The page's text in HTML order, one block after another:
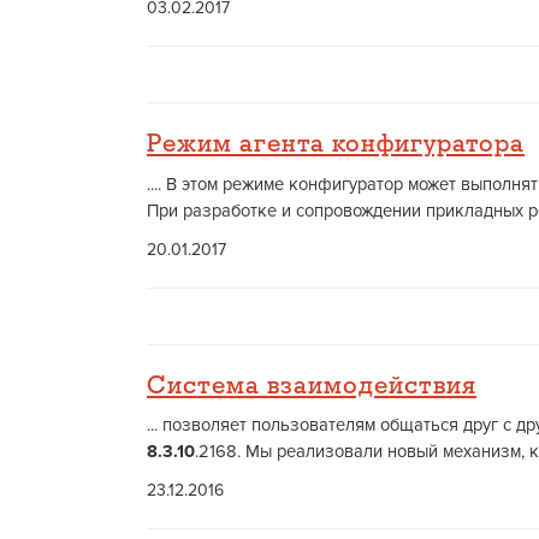
03.02.2017
Режим агента конфигуратора
.... В этом режиме конфигуратор может
При разработке и сопровождении прикладных
20.01.2017
Система взаимодействия
... позволяет пользователям общаться друг с
8.3.10.2168. Мы реализовали новый механизм,
23.12.2016